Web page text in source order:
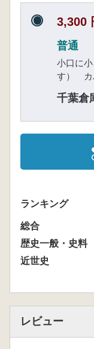
3,300
普通
小口に
す） カ
千葉倉
ランキング
総合
歴史一般・史料
近世史
レビュー